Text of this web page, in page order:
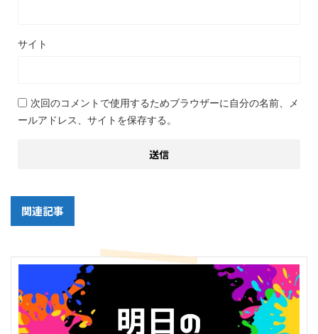
サイト
次回のコメントで使用するためブラウザーに自分の名前、メ
ールアドレス、サイトを保存する。
関連記事